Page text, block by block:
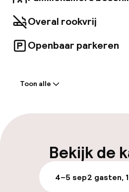
ideale uitvalsbasis voor het
Lissabon.
Overal rookvrij
Openbaar parkeren
Meertalige
Parkeren & mobiliteit
Toon alle
Bekijk de
4–5 sep2 gasten,